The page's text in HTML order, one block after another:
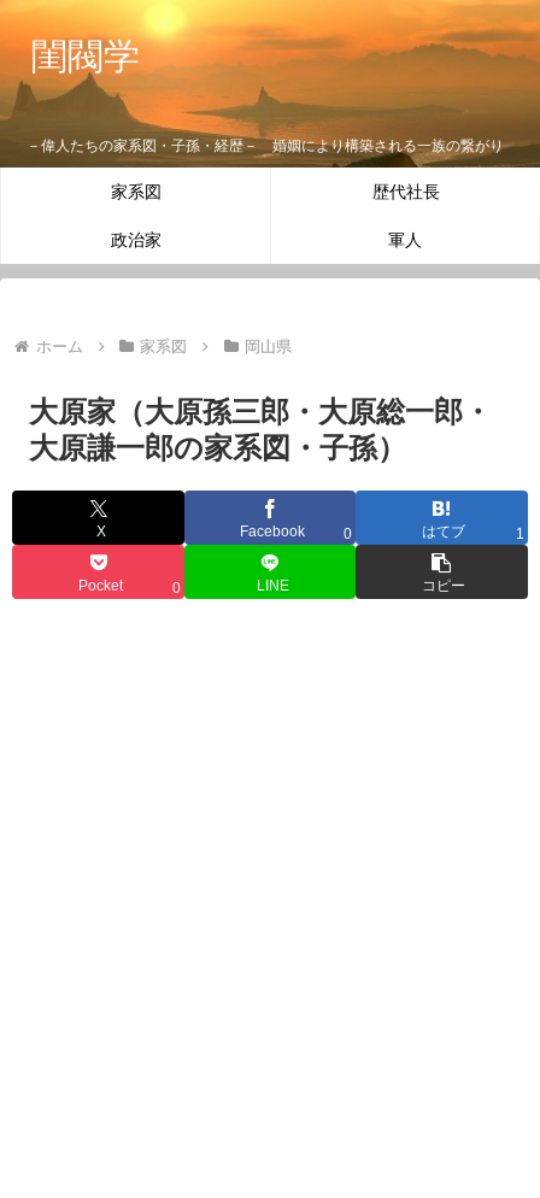
閨閥学
－偉人たちの家系図・子孫・経歴－ 婚姻により構築される一族の繋がり
家系図 歴代社長
政治家 軍人
ホーム 家系図 岡山県
大原家（大原孫三郎・大原総一郎・
大原謙一郎の家系図・子孫）
X Facebook 0 はてブ 1
Pocket 0 LINE コピー